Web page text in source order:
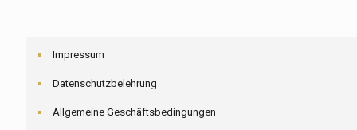
Impressum
Datenschutzbelehrung
Allgemeine Geschäftsbedingungen